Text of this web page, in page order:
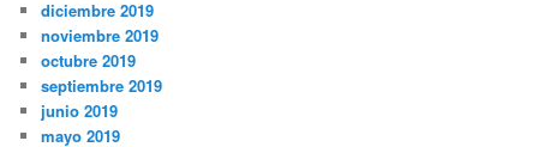
diciembre 2019
noviembre 2019
octubre 2019
septiembre 2019
junio 2019
mayo 2019